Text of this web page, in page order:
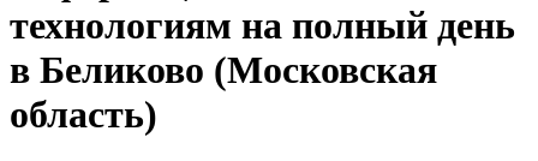
технологиям на полный день
в Беликово (Московская
область)